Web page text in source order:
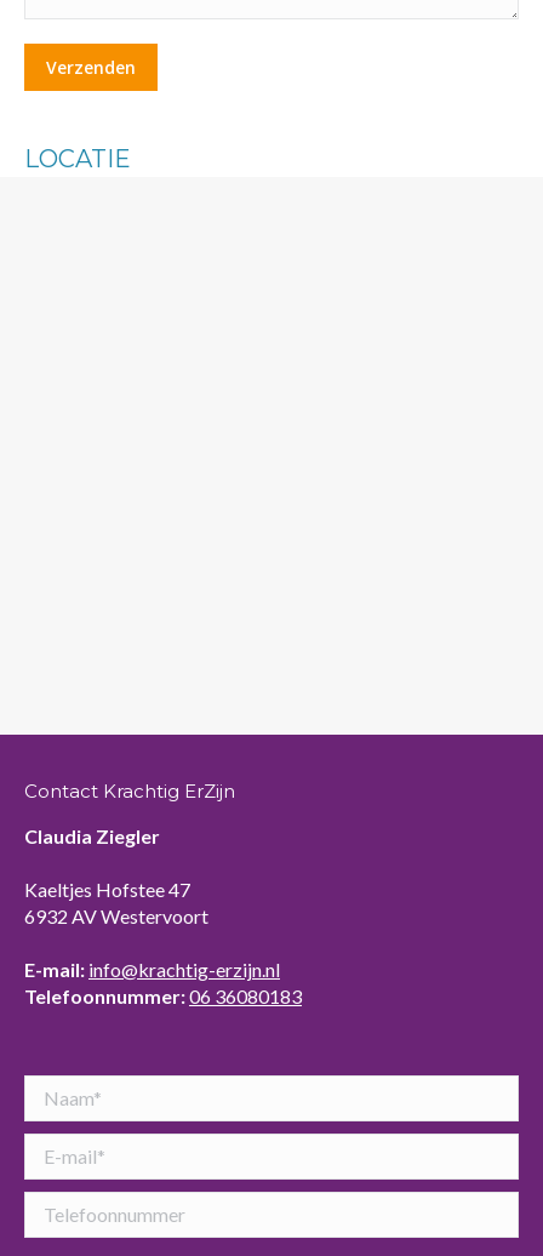
LOCATIE
Contact Krachtig ErZijn
Claudia Ziegler
Kaeltjes Hofstee 47
6932 AV Westervoort
E-mail: info@krachtig-erzijn.nl
Telefoonnummer:06 36080183